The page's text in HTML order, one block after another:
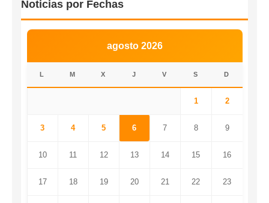
Noticias por Fechas
agosto 2026
L M X J V S D
1 2
3 4 5 6 7 8 9
10 11 12 13 14 15 16
17 18 19 20 21 22 23